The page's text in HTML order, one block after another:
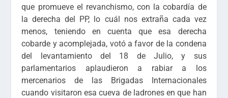
que promueve el revanchismo, con la cobardía de
la derecha del PP, lo cuál nos extraña cada vez
menos, teniendo en cuenta que esa derecha
cobarde y acomplejada, votó a favor de la condena
del levantamiento del 18 de Julio, y sus
parlamentarios aplaudieron a rabiar a los
mercenarios de las Brigadas Internacionales
cuando visitaron esa cueva de ladrones en que han